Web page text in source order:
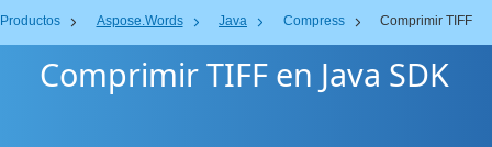
Productos Aspose.Words Java Compress Comprimir TIFF
Comprimir TIFF en Java SDK